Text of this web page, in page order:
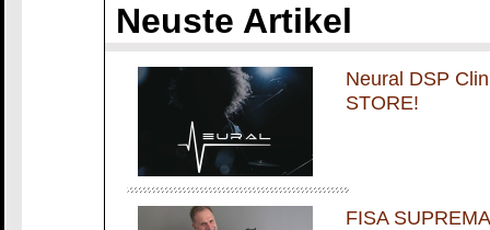
Neuste Artikel
Neural DSP
STORE!
FISA